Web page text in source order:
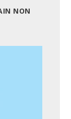
NON